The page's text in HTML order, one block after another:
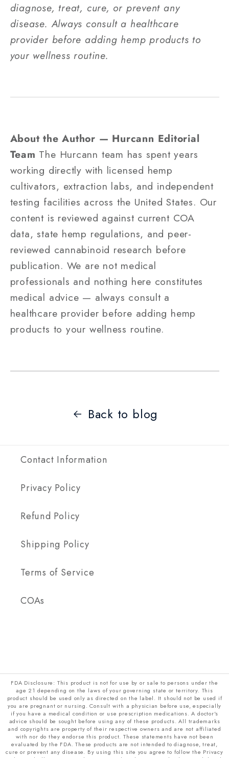
diagnose, treat, cure, or prevent any
disease. Always consult a healthcare
provider before adding hemp products to
your wellness routine.
About the Author — Hurcann Editorial
Team The Hurcann team has spent years
working directly with licensed hemp
cultivators, extraction labs, and independent
testing facilities across the United States. Our
content is reviewed against current COA
data, state hemp regulations, and peer-
reviewed cannabinoid research before
publication. We are not medical
professionals and nothing here constitutes
medical advice — always consult a
healthcare provider before adding hemp
products to your wellness routine.
Back to blog
Contact Information
Privacy Policy
Refund Policy
Shipping Policy
Terms of Service
COAs
FDA Disclosure: This product is not for use by or sale to persons under the
age 21 depending on the laws of your governing state or territory. This
product should be used only as directed on the label. It should not be used if
you are pregnant or nursing. Consult with a physician before use, especially
if you have a medical condition or use prescription medications. A doctor's
advice should be sought before using any of these products. All trademarks
and copyrights are property of their respective owners and are not affiliated
with nor do they endorse this product. These statements have not been
evaluated by the FDA. These products are not intended to diagnose, treat,
cure or prevent any disease. By using this site you agree to follow the Privacy